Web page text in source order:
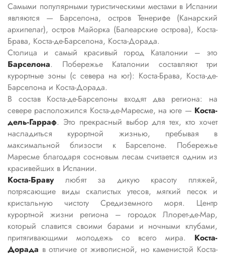
Самыми популярными туристическими местами в Испании
являются — Барселона, остров Тенерифе (Канарский
архипелаг), остров Майорка (Балеарские острова), Коста-
Брава, Коста-де-Барселона, Коста-Дорада.
Столица и самый красивый город Каталонии – это
Барселона. Побережье Каталонии составляют три
курортные зоны (с севера на юг): Коста-Брава, Коста-де-
Барселона и Коста-Дорада.
В состав Коста-де-Барселоны входят два региона: на
севере расположился Коста-де-Маресме, на юге — Коста-
дель-Гарраф. Это прекрасный выбор для тех, кто хочет
насладиться курортной жизнью, пребывая в
максимальной близости к Барселоне. Побережье
Маресме благодаря сосновым лесам считается одним из
красивейших в Испании.
Коста-Бравулюбят за дикую красоту пляжей,
потрясающие виды скалистых утесов, мягкий песок и
кристальную чистоту Средиземного моря. Центр
курортной жизни региона – городок Ллорет-де-Мар,
который славится своими барами и ночными клубами,
притягивающими молодежь со всего мира. Коста-
Дорада в отличие от живописной, но каменистой Коста-